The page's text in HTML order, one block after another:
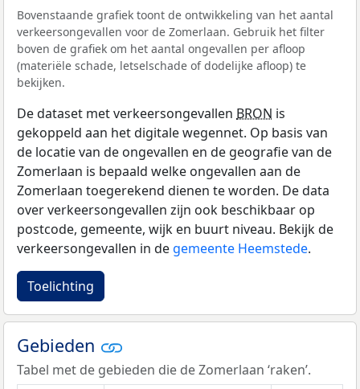
Bovenstaande grafiek toont de ontwikkeling van het aantal
verkeersongevallen voor de Zomerlaan. Gebruik het filter
boven de grafiek om het aantal ongevallen per afloop
(materiële schade, letselschade of dodelijke afloop) te
bekijken.
De dataset met verkeersongevallen BRON is
gekoppeld aan het digitale wegennet. Op basis van
de locatie van de ongevallen en de geografie van de
Zomerlaan is bepaald welke ongevallen aan de
Zomerlaan toegerekend dienen te worden. De data
over verkeersongevallen zijn ook beschikbaar op
postcode, gemeente, wijk en buurt niveau. Bekijk de
verkeersongevallen in de gemeente Heemstede.
Toelichting
Gebieden
Tabel met de gebieden die de Zomerlaan ‘raken’.